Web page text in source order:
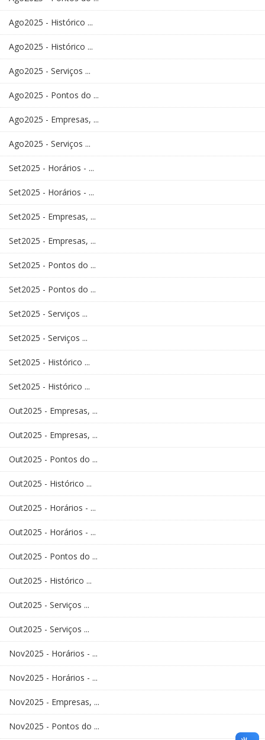
Ago2025 - Histórico ...
Ago2025 - Histórico ...
Ago2025 - Serviços ...
Ago2025 - Pontos do ...
Ago2025 - Empresas, ...
Ago2025 - Serviços ...
Set2025 - Horários - ...
Set2025 - Horários - ...
Set2025 - Empresas, ...
Set2025 - Empresas, ...
Set2025 - Pontos do ...
Set2025 - Pontos do ...
Set2025 - Serviços ...
Set2025 - Serviços ...
Set2025 - Histórico ...
Set2025 - Histórico ...
Out2025 - Empresas, ...
Out2025 - Empresas, ...
Out2025 - Pontos do ...
Out2025 - Histórico ...
Out2025 - Horários - ...
Out2025 - Horários - ...
Out2025 - Pontos do ...
Out2025 - Histórico ...
Out2025 - Serviços ...
Out2025 - Serviços ...
Nov2025 - Horários - ...
Nov2025 - Horários - ...
Nov2025 - Empresas, ...
Nov2025 - Pontos do ...